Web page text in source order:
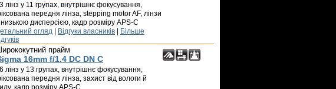
лінз у 11 групах, внутрішнє фокусування,
передня лінза, stepping motor AF, лінзи
дисперсією, кадр розміру APS-C
огляд Відгуки власників
Більше
прайм
16mm f/1.4 DC DN C
лінз у 13 групах, внутрішнє фокусування,
передня лінза, захист від вологи й